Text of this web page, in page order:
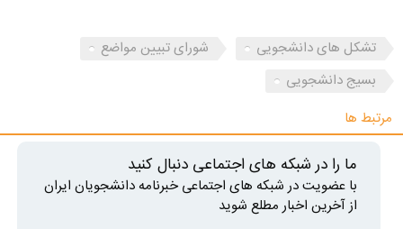
تشکل های دانشجویی
شورای تبیین مواضع
بسیج دانشجویی
مرتبط ها
ما را در شبکه های اجتماعی دنبال کنید
با عضویت در شبکه های اجتماعی خبرنامه دانشجویان ایران
از آخرین اخبار مطلع شوید